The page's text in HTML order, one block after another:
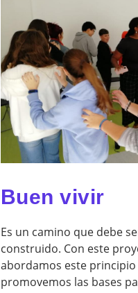
Buen vivir
Es un camino que debe
construido. Con este
abordamos este
promovemos las bases